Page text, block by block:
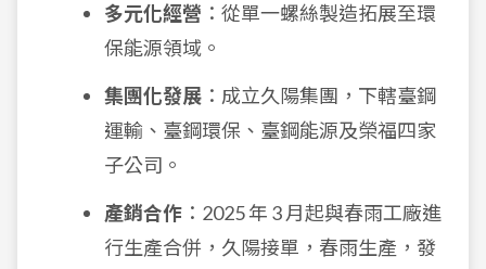
多元化經營 ：從單一螺絲製造拓展至環
保能源領域。
集團化發展 ：成立久陽集團，下轄臺鋼
運輸、臺鋼環保、臺鋼能源及榮福四家
子公司。
產銷合作 ：2025 年 3 月起與春雨工廠進
行生產合併，久陽接單，春雨生產，發